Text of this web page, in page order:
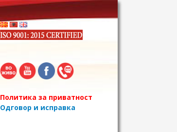
Политика за приватност
Одговор и исправка